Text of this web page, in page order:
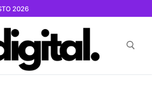
2026